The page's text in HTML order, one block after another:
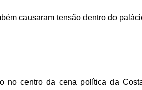
causaram tensão dentro do
no centro da cena política da